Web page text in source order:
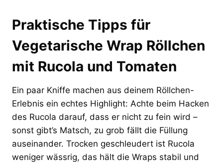
Praktische Tipps für
Vegetarische Wrap Röllchen
mit Rucola und Tomaten
Ein paar Kniffe machen aus deinem Röllchen-
Erlebnis ein echtes Highlight: Achte beim Hacken
des Rucola darauf, dass er nicht zu fein wird –
sonst gibt’s Matsch, zu grob fällt die Füllung
auseinander. Trocken geschleudert ist Rucola
weniger wässrig, das hält die Wraps stabil und